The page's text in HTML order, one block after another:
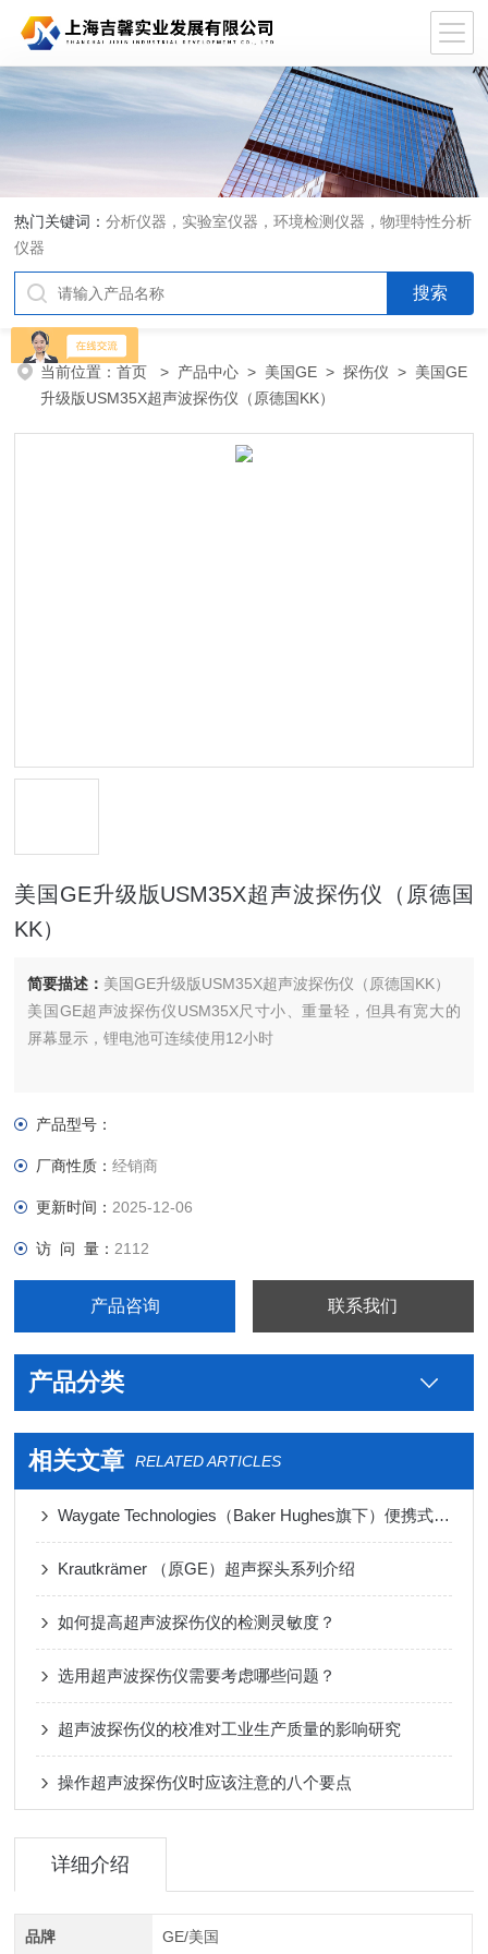
热门关键词：分析仪器，实验室仪器，环境检测仪器，物理特性分析
仪器
当前位置：首页 > 产品中心 > 美国GE >探伤仪 > 美国GE
升级版USM35X超声波探伤仪（原德国KK）
美国GE升级版USM35X超声波探伤仪（原德国
KK）
简要描述： 美国GE升级版USM35X超声波探伤仪（原德国KK）
美国GE超声波探伤仪USM35X尺寸小、重量轻，但具有宽大的
屏幕显示，锂电池可连续使用12小时
产品型号：
厂商性质：经销商
更新时间： 2025-12-06
访 问 量： 2112
产品咨询 联系我们
产品分类
相关文章 RELATED ARTICLES
Waygate Technologies（Baker Hughes旗下）便携式超声波检测仪
Krautkrämer （原GE）超声探头系列介绍
如何提高超声波探伤仪的检测灵敏度？
选用超声波探伤仪需要考虑哪些问题？
超声波探伤仪的校准对工业生产质量的影响研究
操作超声波探伤仪时应该注意的八个要点
详细介绍
品牌 GE/美国